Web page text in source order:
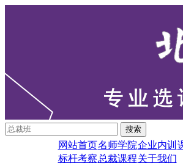
网站首页名师学院企业内训
标杆考察总裁课程关于我们